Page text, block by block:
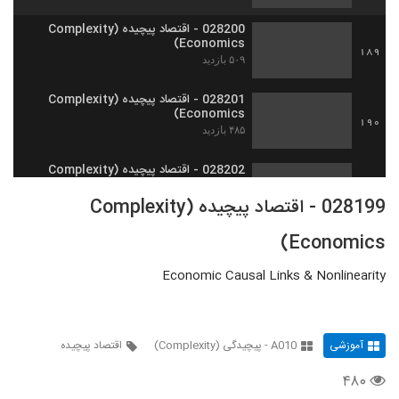
189
028200 - اقتصاد پیچیده (Complexity
Economics)
۵۰۹ بازدید
190
028201 - اقتصاد پیچیده (Complexity
Economics)
۴۸۵ بازدید
028202 - اقتصاد پیچیده (Complexity
۴۹۵ بازدید
193
۴۳۵ بازدید
028199 - اقتصاد پیچیده (Complexity
Economics)
Economic Causal Links & Nonlinearity
آموزشی A010 - پیچیدگی (Complexity) اقتصاد پیچیده
۴۸۰